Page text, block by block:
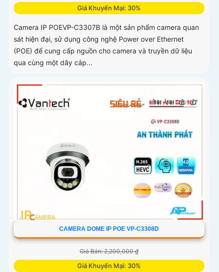
Giá Khuyến Mại: 30%
Camera IP POEVP-C3307B là một sản phẩm camera quan
sát hiện đại, sử dụng công nghệ Power over Ethernet
(POE) để cung cấp nguồn cho camera và truyền dữ liệu
qua cùng một dây cáp...
CAMERA DOME IP POE VP-C3308D
Giá Bán: 2,200,000 ₫
Giá Khuyến Mại: 30%